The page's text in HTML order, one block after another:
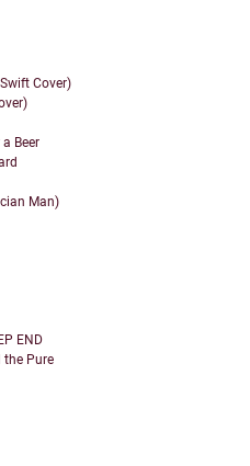
Cover)
Beer
Man)
END
the Pure